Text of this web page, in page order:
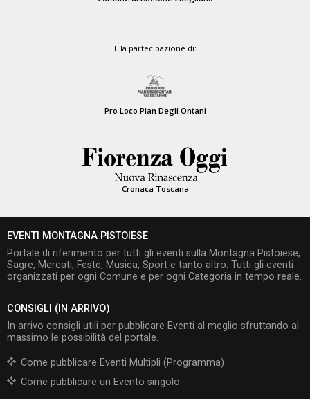
E la partecipazione di:
Pro Loco Pian Degli Ontani
Cronaca Toscana
EVENTI MONTAGNA PISTOIESE
Portale di riferimento per tutti gli eventi sulla Montagna Pistoiese,
Sagre, Mercati, Feste, Musica, Sport e tanto altro. Tutti gli eventi
organizzati per ogni Comune e per ogni Categoria in tempo reale.
CONSIGLI (IN ARRIVO)
In arrivo consigli utili per pubblicare Eventi al meglio sfruttando al
massimo le possibilità del portale.
Come pubblicare Eventi Multipli (Programma)
Come pubblicare un Evento singolo